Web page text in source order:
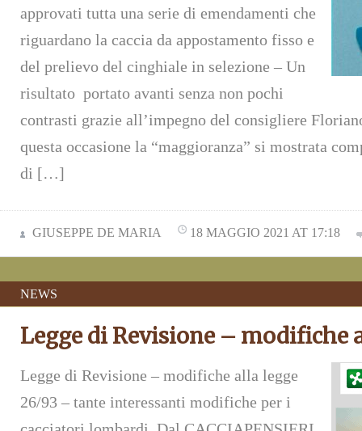
approvati tutta una serie di emendamenti che
riguardano la caccia da appostamento fisso e
del prelievo del cinghiale in selezione – Un
risultato portato avanti senza non pochi
contrasti grazie all’impegno del consigliere
questa occasione la “maggioranza” si mostrata
di […]
GIUSEPPE DE MARIA 18 MAGGIO 2021 AT 17:18
NEWS
Legge di Revisione – modifiche
Legge di Revisione – modifiche alla legge
26/93 – tante interessanti modifiche per i